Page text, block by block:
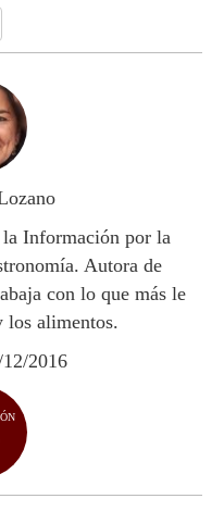
Información por la
Autora de
con lo que más le
los alimentos.
2016